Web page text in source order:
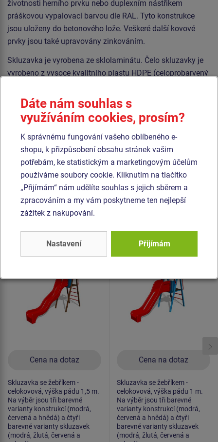
životnosti herního prvku nebo duplexním nástřikem
práškovou vypalovací barvou dle RAL​. Tyto konstrukce
jsou uloženy do betonového lože. Veškeré další kovové
prvky jsou také upravovány zinkováním.
Skluzavka je vyrobena ze sklolaminátu. Čelo skluzavky je
vyrobeno z vysoce kvalitního plastu HDPE (celoprobarvený
vysokou barevnou stálostí, odolností proti UV záření a
hlavně bezpečností, protože je nelámavý a nehrozí tak
žádné nebezpečí zranění dětí ostrými úlomky). Podesta je
vyrobena z HPL (vysokotlaký laminát opatřený
protiskluzem, který se vyznačuje vysokou barevnou
stálostí, odolností proti poškrábání a odolností proti vodě).
Veškerý spojovací materiál je pozinkovaný nebo nerezový.
Podobnézboží
Produkt - KZ-6101K-15
Skluzavka se žebříkem
KZ6101K - celokovová
Cena na dotaz
Skluzavka se žebříkem -
celokovová, výška pádu 1,5 m.
Na výběr jsou tři barevné
varianty konstrukcí (modrá,
červená a hnědá) a čtyři
barevné varianty skluzavek
(modrá, žlutá, červená a
Produkt - KZ-6101K-10
Skluzavka se žebříkem
KZ6101K - celokovová
Cena na dotaz
Skluzavka se žebříkem -
celokovová, výška pádu 1 m.
Na výběr jsou tři barevné
varianty konstrukcí (modrá,
červená a hnědá) a čtyři
barevné varianty skluzavek
(modrá, žlutá, červená a
Dáte nám souhlas s
využíváním cookies, prosím?
K správnému fungování vašeho oblíbeného e-
shopu, k přizpůsobení obsahu stránek vašim
potřebám, ke statistickým a marketingovým účelům
používáme soubory cookie. Kliknutím na tlačítko
„Přijímám“ nám udělíte souhlas s jejich sběrem a
zpracováním a my vám poskytneme ten nejlepší
zážitek z nakupování.
Nastavení Přijímám